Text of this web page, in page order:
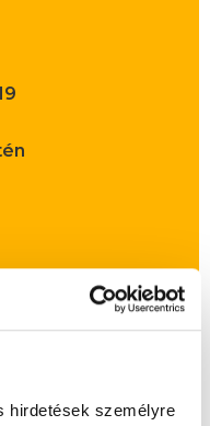
hirdetések személyre
Igen